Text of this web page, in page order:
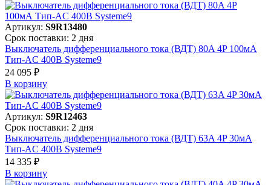
Артикул: S9R13480
Срок поставки: 2 дня
Выключатель дифференциального тока (ВДТ) 80A 4P 100мА
Тип-AC 400В Systeme9
24 095 ₽
В корзинy
Артикул: S9R12463
Срок поставки: 2 дня
Выключатель дифференциального тока (ВДТ) 63A 4P 30мА
Тип-AC 400В Systeme9
14 335 ₽
В корзинy